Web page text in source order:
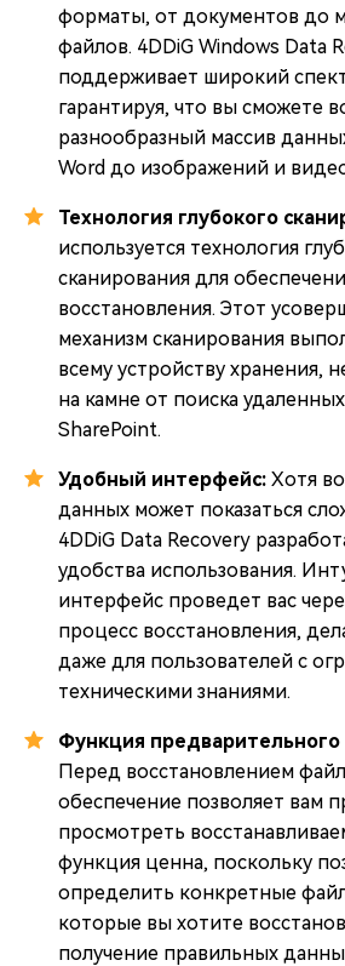
форматы, от документов до
файлов. 4DDiG Windows Data
поддерживает широкий
гарантируя, что вы сможете
разнообразный массив
Word до изображений и
Технология глубокого
используется технология
сканирования для
восстановления. Этот
механизм сканирования
всему устройству хранения,
на камне от поиска
SharePoint.
Удобный интерфейс: Хотя
данных может показаться
4DDiG Data Recovery
удобства использования.
интерфейс проведет вас
процесс восстановления,
даже для пользователей с
техническими знаниями.
Функция предварительного
Перед восстановлением
обеспечение позволяет вам
просмотреть
функция ценна, поскольку
определить конкретные
которые вы хотите
получение правильных